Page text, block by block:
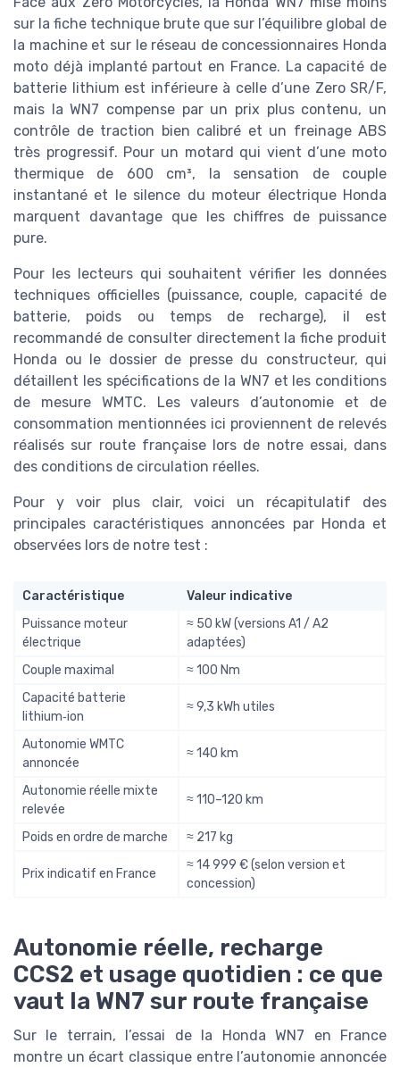
sur la fiche technique brute que sur l’équilibre global de
la machine et sur le réseau de concessionnaires Honda
moto déjà implanté partout en France. La capacité de
batterie lithium est inférieure à celle d’une Zero SR/F,
mais la WN7 compense par un prix plus contenu, un
contrôle de traction bien calibré et un freinage ABS
très progressif. Pour un motard qui vient d’une moto
thermique de 600 cm³, la sensation de couple
instantané et le silence du moteur électrique Honda
marquent davantage que les chiffres de puissance
pure.
Pour les lecteurs qui souhaitent vérifier les données
techniques officielles (puissance, couple, capacité de
batterie, poids ou temps de recharge), il est
recommandé de consulter directement la fiche produit
Honda ou le dossier de presse du constructeur, qui
détaillent les spécifications de la WN7 et les conditions
de mesure WMTC. Les valeurs d’autonomie et de
consommation mentionnées ici proviennent de relevés
réalisés sur route française lors de notre essai, dans
des conditions de circulation réelles.
Pour y voir plus clair, voici un récapitulatif des
principales caractéristiques annoncées par Honda et
observées lors de notre test :
Caractéristique
Valeur indicative
Puissance moteur
électrique
≈ 50 kW (versions A1 / A2
adaptées)
Couple maximal
≈ 100 Nm
Capacité batterie
lithium‑ion
≈ 9,3 kWh utiles
Autonomie WMTC
annoncée
≈ 140 km
Autonomie réelle mixte
relevée
≈ 110–120 km
Poids en ordre de marche ≈ 217 kg
Prix indicatif en France
≈ 14 999 € (selon version et
concession)
Autonomie réelle, recharge
CCS2 et usage quotidien : ce que
vaut la WN7 sur route française
Sur le terrain, l’essai de la Honda WN7 en France
montre un écart classique entre l’autonomie annoncée